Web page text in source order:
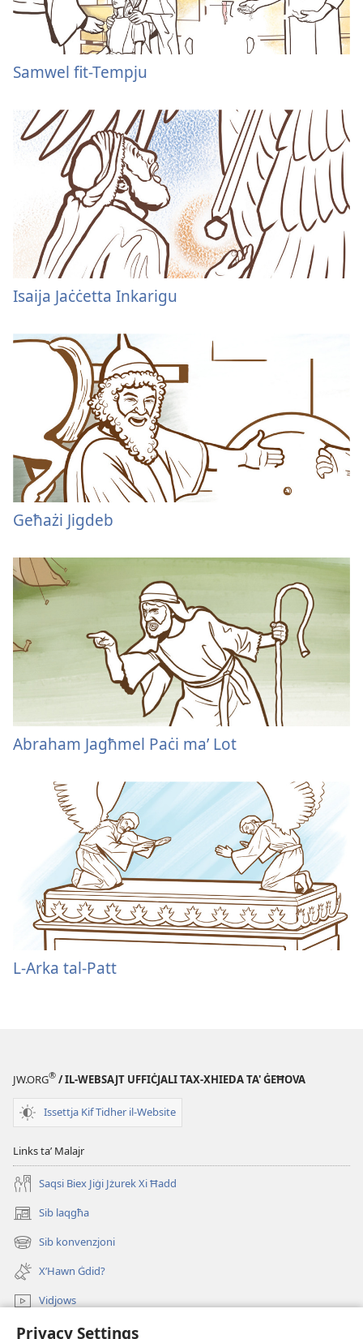
Privacy Settings
Samwel fit-Tempju
Isaija Jaċċetta Inkarigu
Geħażi Jigdeb
Abraham Jagħmel Paċi maʼ Lot
L-Arka tal-Patt
JW.ORG® / IL-WEBSAJT UFFIĊJALI TAX-XHIEDA TA' ĠEĦOVA
Issettja Kif Tidher il-Website
Links taʼ Malajr
Saqsi Biex Jiġi Jżurek Xi Ħadd
Sib laqgħa
(opens
new
window)
Sib konvenzjoni
(opens
new
window)
X’Hawn Ġdid?
Vidjows
Fittex f’JW.ORG